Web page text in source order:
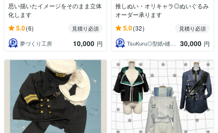
思い描いたイメージをそのまま立体
化します
5.0(6)
見積り必須
夢づくり工房
10,000 円
推しぬい・オリキャラ◎ぬいぐるみ
オーダー承ります
5.0(32)
見積り必須
TsuKuru◎型紙•縫製◎
30,000 円